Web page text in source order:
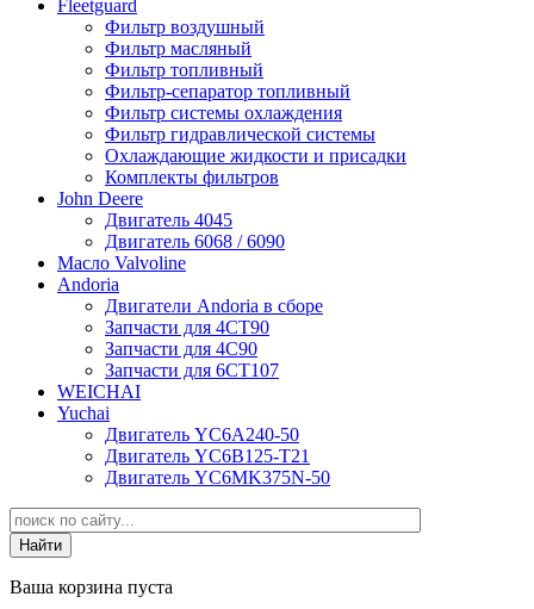
Fleetguard
Фильтр воздушный
Фильтр масляный
Фильтр топливный
Фильтр-сепаратор топливный
Фильтр системы охлаждения
Фильтр гидравлической системы
Охлаждающие жидкости и присадки
Комплекты фильтров
John Deere
Двигатель 4045
Двигатель 6068 / 6090
Масло Valvoline
Andoria
Двигатели Andoria в сборе
Запчасти для 4CT90
Запчасти для 4С90
Запчасти для 6CT107
WEICHAI
Yuchai
Двигатель YC6A240-50
Двигатель YC6B125-T21
Двигатель YC6MK375N-50
Ваша корзина пуста